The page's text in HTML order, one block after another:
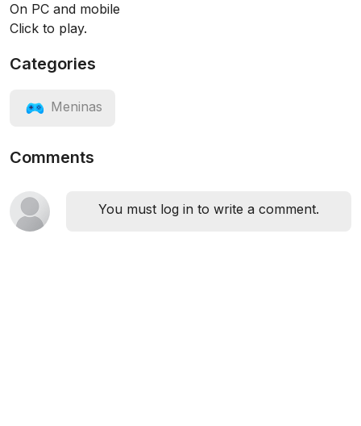
On PC and mobile
Click to play.
Categories
Meninas
Comments
You must log in to write a comment.